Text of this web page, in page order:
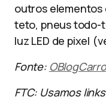
outros elementos
teto, pneus todo-
luz LED de pixel
Fonte:
FTC: Usamos